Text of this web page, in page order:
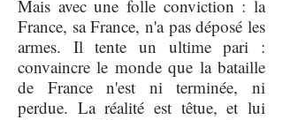
Mais avec une folle conviction : la
France, sa France, n'a pas déposé les
armes. Il tente un ultime pari :
convaincre le monde que la bataille
de France n'est ni terminée, ni
perdue. La réalité est têtue, et lui